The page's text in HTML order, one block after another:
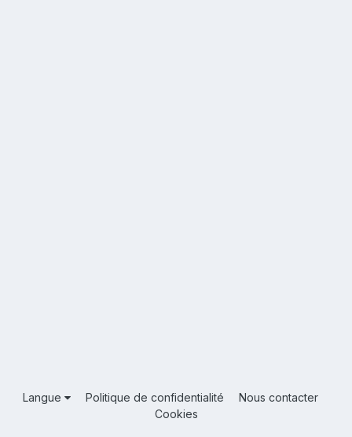
Langue Politique de confidentialité
Nous contacter
Cookies